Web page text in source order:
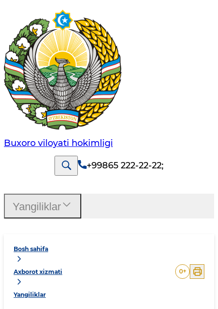
Buxoro viloyati hokimligi
+99865 222-22-22;
Bosh sahifa
Axborot xizmati
Yangiliklar
0+
Yangiliklar